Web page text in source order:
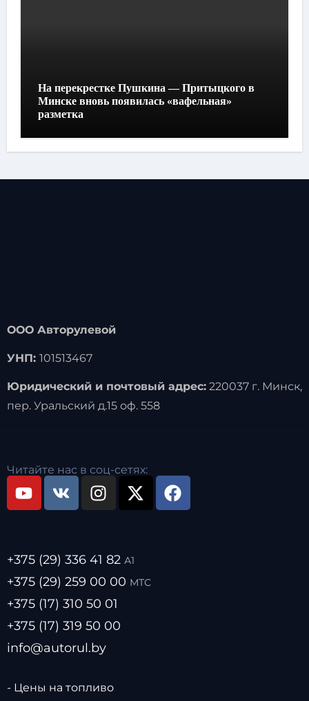
На перекрестке Пушкина — Притыцкого в
Минске вновь появилась «вафельная»
разметка
ООО Авторулевой
УНП: 101513467
Юридический и почтовый адрес:220037 г. Минск,
пер. Уральский д.15 оф. 558
Читайте нас в соц-сетях:
+375 (29) 336 41 82 А1
+375 (29) 259 00 00 МТС
+375 (17) 310 50 01
+375 (17) 319 50 00
info@autorul.by
- Цены на топливо